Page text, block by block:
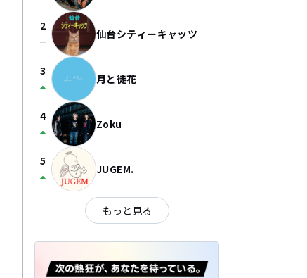
2
check_indeterminate_small 仙台シティーキャッツ
3
arrow_drop_up 月と徒花
4
arrow_drop_up Zoku
5
arrow_drop_up JUGEM.
もっと見る